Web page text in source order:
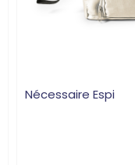
Nécessaire Espi